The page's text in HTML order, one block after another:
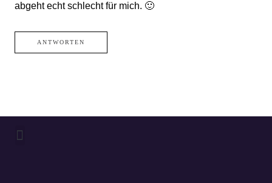
abgeht echt schlecht für mich. 🙂
ANTWORTEN